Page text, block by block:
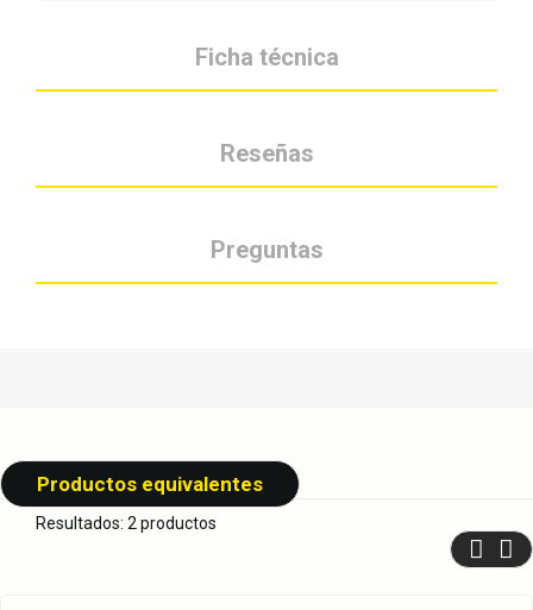
Ficha técnica
Reseñas
Preguntas
Productos equivalentes
Resultados: 2 productos